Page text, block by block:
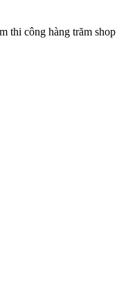
thi công hàng trăm shop